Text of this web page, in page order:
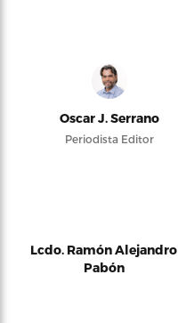
Oscar J. Serrano
Periodista Editor
Lcdo. Ramón Alejandro
Pabón